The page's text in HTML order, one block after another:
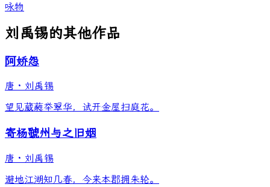
咏物
刘禹锡的其他作品
阿娇怨
唐 · 刘禹锡
望见葳蕤举翠华，试开金屋扫庭花。
寄杨虢州与之旧姻
唐 · 刘禹锡
避地江湖知几春，今来本郡拥朱轮。